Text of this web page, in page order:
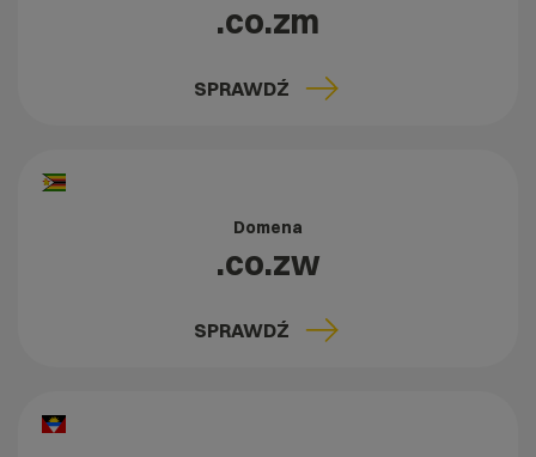
.co.zm
SPRAWDŹ
Domena
.co.zw
SPRAWDŹ